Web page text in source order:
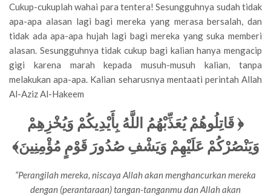
Cukup-cukuplah wahai para tentera! Sesungguhnya sudah tidak
apa-apa alasan lagi bagi mereka yang merasa bersalah, dan
tidak ada apa-apa hujah lagi bagi mereka yang suka memberi
alasan. Sesungguhnya tidak cukup bagi kalian hanya mengacip
gigi karena marah kepada musuh-musuh kalian, tanpa
melakukan apa-apa. Kalian seharusnya mentaati perintah Allah
Al-Aziz Al-Hakeem
﴿قَاتِلُوهُمْ يُعَذِّبْهُمُ اللَّهُ بِأَيْدِيكُمْ وَيُخْزِهِمْ
وَيَنْصُرْكُمْ عَلَيْهِمْ وَيَشْفِ صُدُورَ قَوْمٍ مُؤْمِنِينَ﴾
“Perangilah mereka, niscaya Allah akan menghancurkan mereka
dengan (perantaraan) tangan-tanganmu dan Allah akan